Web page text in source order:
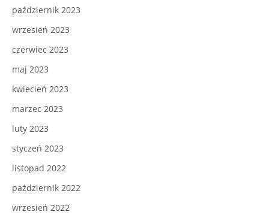
październik 2023
wrzesień 2023
czerwiec 2023
maj 2023
kwiecień 2023
marzec 2023
luty 2023
styczeń 2023
listopad 2022
październik 2022
wrzesień 2022